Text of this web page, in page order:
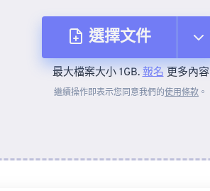
選擇文件
來自裝置
最大檔案大小 1GB.報名更多內容
繼續操作即表示您同意我們的使用條款 。